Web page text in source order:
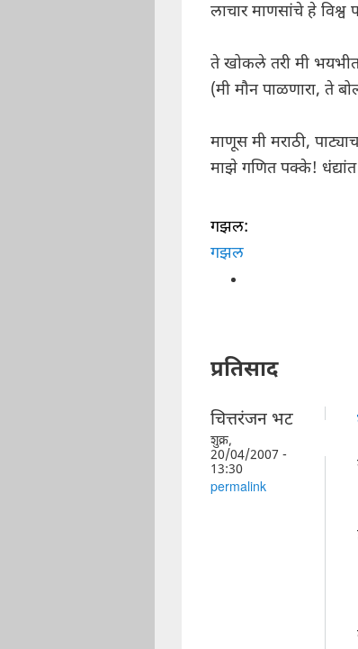
लाचार माणसांचे हे विश्व
ते खोकले तरी मी भयभीत
(मी मौन पाळणारा, ते
माणूस मी मराठी,
माझे गणित पक्के!
गझल:
गझल
प्रतिसाद
चित्तरंजन भट
शुक्र,
20/04/2007 -
13:30
permalink